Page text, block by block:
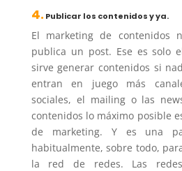
4. Publicar los contenidos y ya.
El marketing de contenidos
publica un post. Ese es solo
sirve generar contenidos si
entran en juego más
sociales, el mailing o las
contenidos lo máximo posible
de marketing. Y es una
habitualmente, sobre todo,
la red de redes. Las